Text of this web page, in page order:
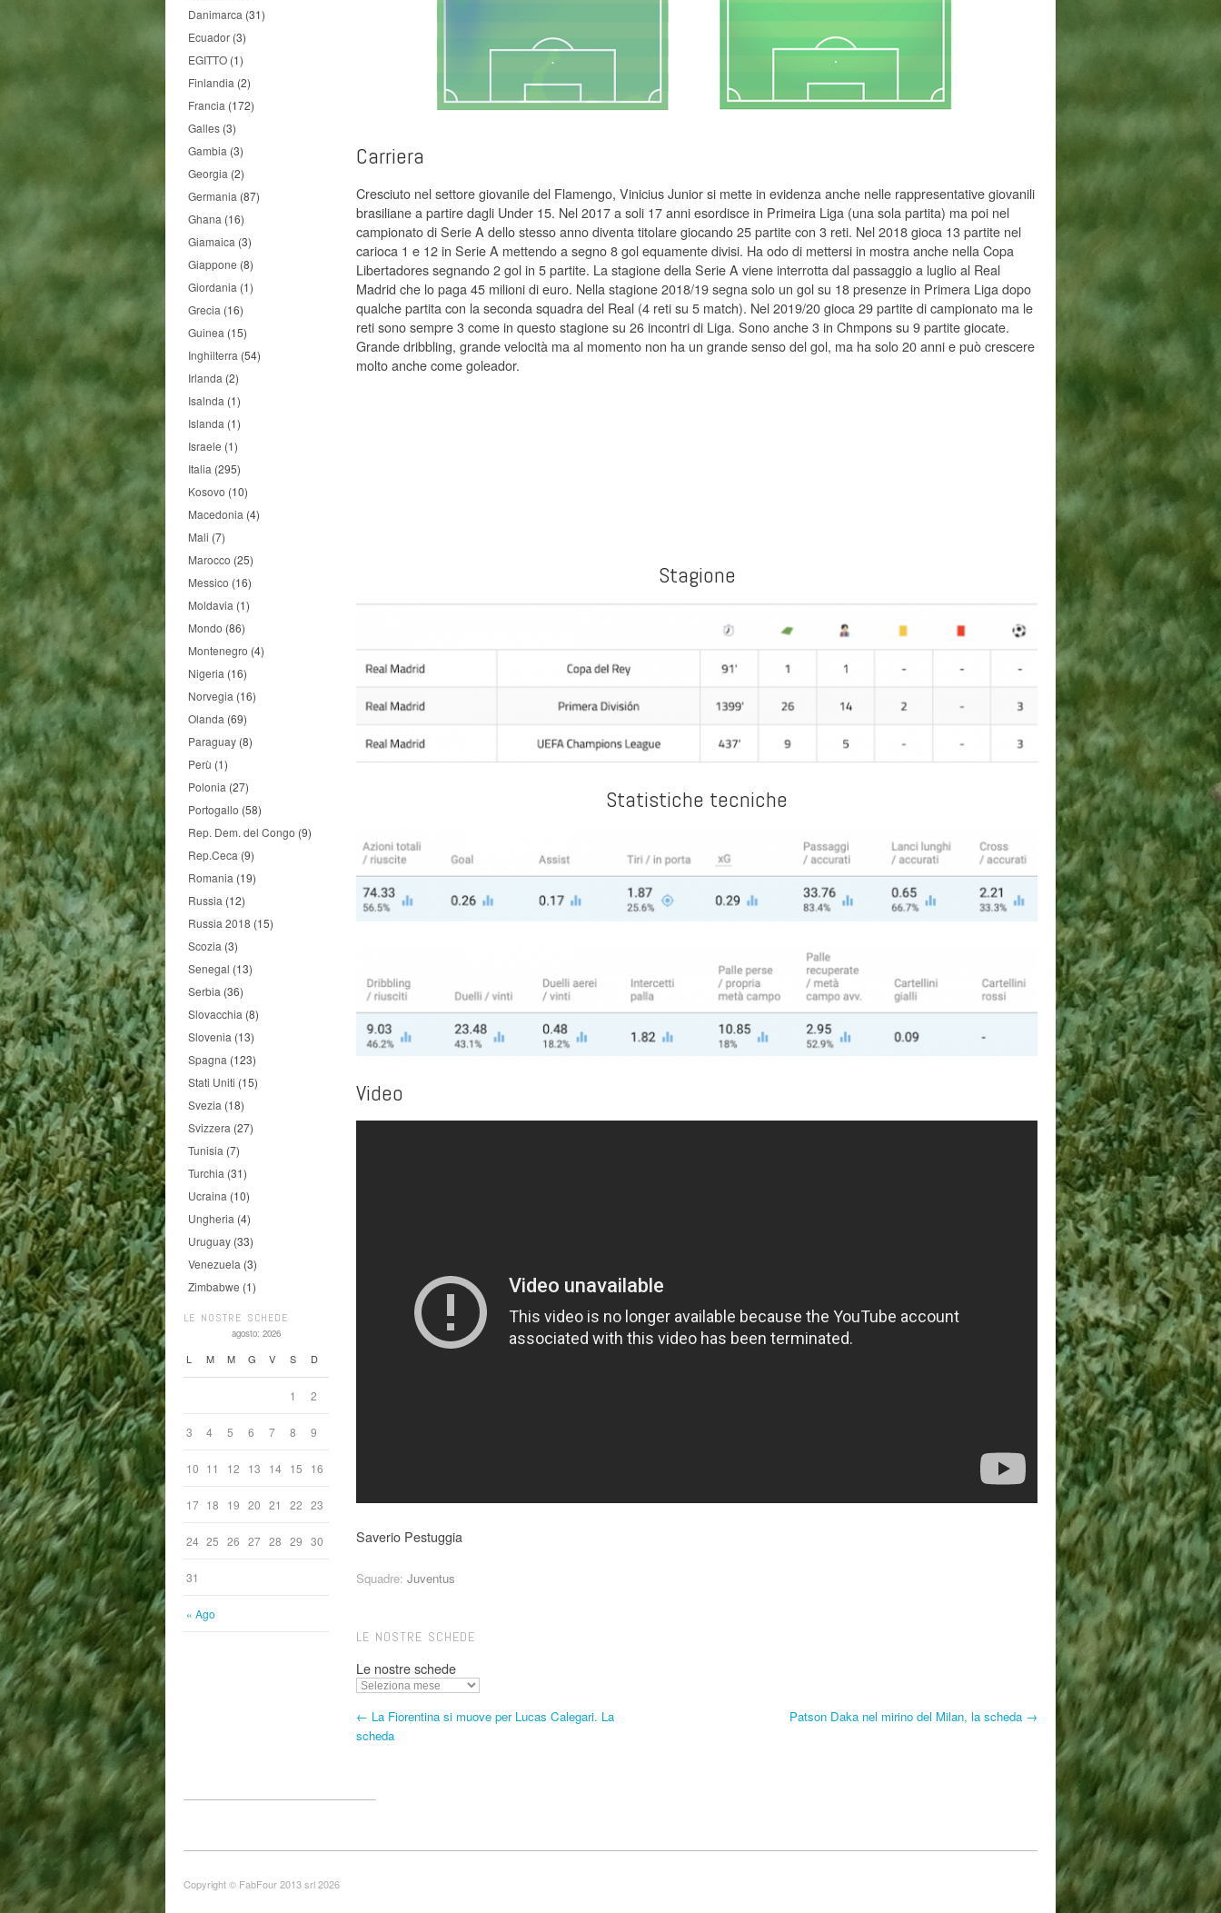
Danimarca (31)
Ecuador (3)
EGITTO (1)
Finlandia (2)
Francia (172)
Galles (3)
Gambia (3)
Georgia (2)
Germania (87)
Ghana (16)
Giamaica (3)
Giappone (8)
Giordania (1)
Grecia (16)
Guinea (15)
Inghilterra (54)
Irlanda (2)
Isalnda (1)
Islanda (1)
Israele (1)
Italia (295)
Kosovo (10)
Macedonia (4)
Mali (7)
Marocco (25)
Messico (16)
Moldavia (1)
Mondo (86)
Montenegro (4)
Nigeria (16)
Norvegia (16)
Olanda (69)
Paraguay (8)
Perù (1)
Polonia (27)
Portogallo (58)
Rep. Dem. del Congo (9)
Rep.Ceca (9)
Romania (19)
Russia (12)
Russia 2018 (15)
Scozia (3)
Senegal (13)
Serbia (36)
Slovacchia (8)
Slovenia (13)
Spagna (123)
Stati Uniti (15)
Svezia (18)
Svizzera (27)
Tunisia (7)
Turchia (31)
Ucraina (10)
Ungheria (4)
Uruguay (33)
Venezuela (3)
Zimbabwe (1)
LE NOSTRE SCHEDE
agosto: 2026
L M M G V S D
« Ago
1 2
3 4 5 6 7 8 9
10 11 12 13 14 15 16
17 18 19 20 21 22 23
24 25 26 27 28 29 30
31
Carriera
Cresciuto nel settore giovanile del Flamengo, Vinicius Junior si mette in evidenza anche nelle rappresentative giovanili
brasiliane a partire dagli Under 15. Nel 2017 a soli 17 anni esordisce in Primeira Liga (una sola partita) ma poi nel
campionato di Serie A dello stesso anno diventa titolare giocando 25 partite con 3 reti. Nel 2018 gioca 13 partite nel
carioca 1 e 12 in Serie A mettendo a segno 8 gol equamente divisi. Ha odo di mettersi in mostra anche nella Copa
Libertadores segnando 2 gol in 5 partite. La stagione della Serie A viene interrotta dal passaggio a luglio al Real
Madrid che lo paga 45 milioni di euro. Nella stagione 2018/19 segna solo un gol su 18 presenze in Primera Liga dopo
qualche partita con la seconda squadra del Real (4 reti su 5 match). Nel 2019/20 gioca 29 partite di campionato ma le
reti sono sempre 3 come in questo stagione su 26 incontri di Liga. Sono anche 3 in Chmpons su 9 partite giocate.
Grande dribbling, grande velocità ma al momento non ha un grande senso del gol, ma ha solo 20 anni e può crescere
molto anche come goleador.
Stagione
Statistiche tecniche
Video
Saverio Pestuggia
Squadre: Juventus
LE NOSTRE SCHEDE
Le nostre schede
← La Fiorentina si muove per Lucas Calegari. La
scheda
Patson Daka nel mirino del Milan, la scheda →
Copyright © FabFour 2013 srl 2026